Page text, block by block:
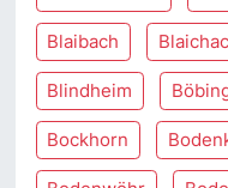
Blaibach
Blindheim
Bockhorn